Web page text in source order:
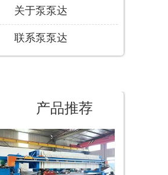
关于泵泵达
联系泵泵达
产品推荐